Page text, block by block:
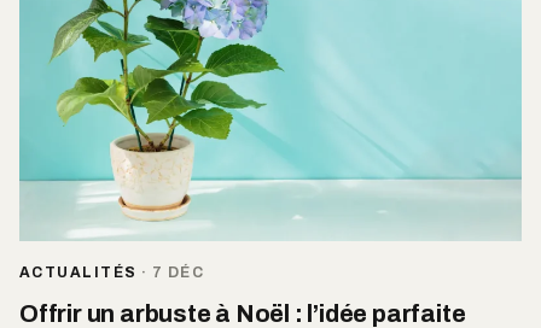
ACTUALITÉS · 7 DÉC
Offrir un arbuste à Noël : l’idée parfaite